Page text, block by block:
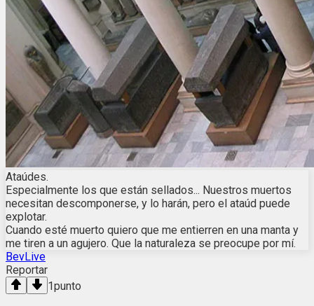
Ataúdes.
Especialmente los que están sellados... Nuestros muertos
necesitan descomponerse, y lo harán, pero el ataúd puede
explotar.
Cuando esté muerto quiero que me entierren en una manta y
me tiren a un agujero. Que la naturaleza se preocupe por mí.
BevLive
Reportar
1punto